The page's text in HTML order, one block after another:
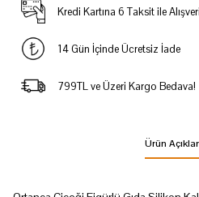
Kredi Kartına 6 Taksit ile
14 Gün İçinde Ücretsiz İade
799TL ve Üzeri Kargo Bedava!
Ürün